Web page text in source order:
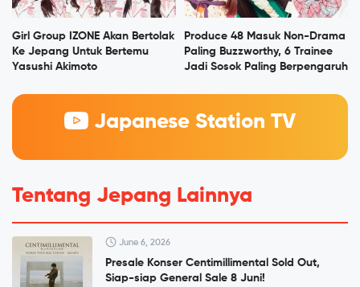
Girl Group IZONE Akan Bertolak
Ke Jepang Untuk Bertemu
Yasushi Akimoto
Produce 48 Masuk Non-Drama
Paling Buzzworthy, 6 Trainee
Jadi Sosok Paling Berpengaruh
Japanese Station TV
Tentang Jepang Lainnya
June 6, 2026
Presale Konser Centimillimental Sold Out,
Siap-siap General Sale 8 Juni!